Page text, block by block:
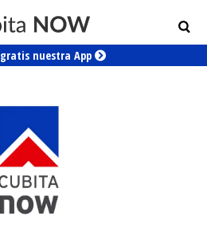
nuestra App